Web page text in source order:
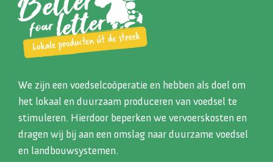
We zijn een voedselcoöperatie en hebben als doel om
het lokaal en duurzaam produceren van voedsel te
stimuleren. Hierdoor beperken we vervoerskosten en
dragen wij bij aan een omslag naar duurzame voedsel
en landbouwsystemen.